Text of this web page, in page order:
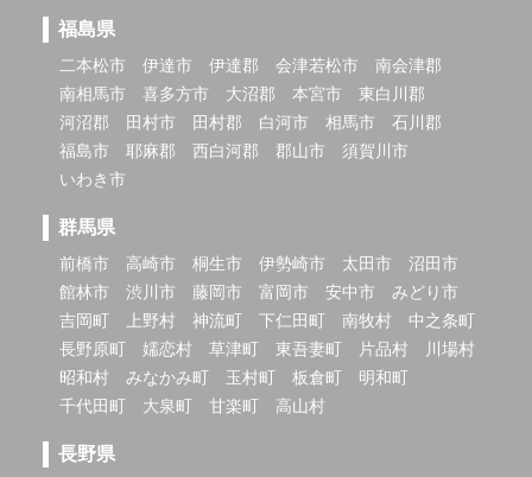
福島県
二本松市 伊達市 伊達郡 会津若松市
南会津郡
南相馬市
喜多方市 大沼郡 本宮市
東白川郡
河沼郡
田村市 田村郡 白河市 相馬市
石川郡
福島市
耶麻郡 西白河郡 郡山市
須賀川市
いわき市
群馬県
前橋市 高崎市 桐生市 伊勢崎市 太田市
沼田市
館林市
渋川市 藤岡市 富岡市 安中市
みどり市
吉岡町
上野村 神流町 下仁田町 南牧村
中之条町
長野原町
嬬恋村 草津町 東吾妻町 片品村
川場村
昭和村
みなかみ町 玉村町 板倉町
明和町
千代田町
大泉町 甘楽町 高山村
長野県